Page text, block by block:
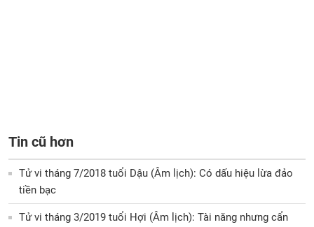
Tin cũ hơn
Tử vi tháng 7/2018 tuổi Dậu (Âm lịch): Có dấu hiệu lừa đảo
tiền bạc
Tử vi tháng 3/2019 tuổi Hợi (Âm lịch): Tài năng nhưng cẩn